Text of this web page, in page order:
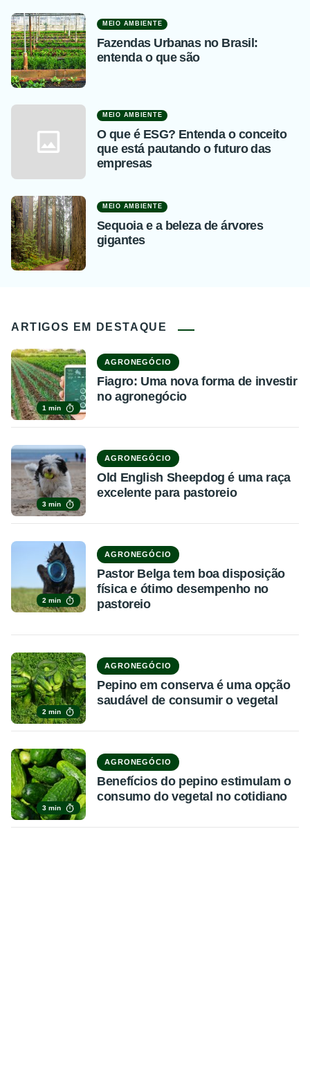
MEIO AMBIENTE
Fazendas Urbanas no Brasil:
entenda o que são
MEIO AMBIENTE
O que é ESG? Entenda o conceito
que está pautando o futuro das
empresas
MEIO AMBIENTE
Sequoia e a beleza de árvores
gigantes
ARTIGOS EM DESTAQUE
1 min
AGRONEGÓCIO
Fiagro: Uma nova forma de investir
no agronegócio
3 min
AGRONEGÓCIO
Old English Sheepdog é uma raça
excelente para pastoreio
2 min
AGRONEGÓCIO
Pastor Belga tem boa disposição
física e ótimo desempenho no
pastoreio
2 min
AGRONEGÓCIO
Pepino em conserva é uma opção
saudável de consumir o vegetal
3 min
AGRONEGÓCIO
Benefícios do pepino estimulam o
consumo do vegetal no cotidiano